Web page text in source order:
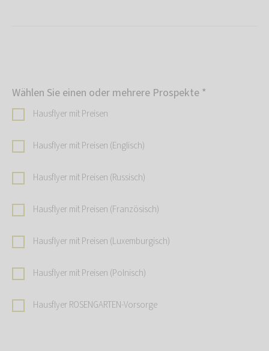
Wählen Sie einen oder mehrere Prospekte *
Hausflyer mit Preisen
Hausflyer mit Preisen (Englisch)
Hausflyer mit Preisen (Russisch)
Hausflyer mit Preisen (Französisch)
Hausflyer mit Preisen (Luxemburgisch)
Hausflyer mit Preisen (Polnisch)
Hausflyer ROSENGARTEN-Vorsorge